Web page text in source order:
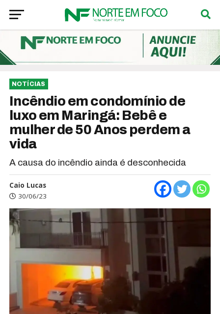
NOTÍCIAS
Incêndio em condomínio de
luxo em Maringá: Bebê e
mulher de 50 Anos perdem a
vida
A causa do incêndio ainda é desconhecida
Caio Lucas
30/06/23